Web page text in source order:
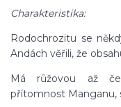
Charakteristika:
Rodochrozitu se
Andách věřili, že
Má růžovou až
přítomnost Manganu,